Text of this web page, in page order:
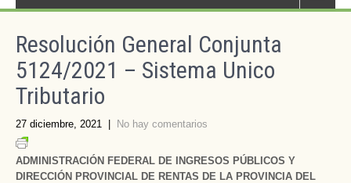
Resolución General Conjunta
5124/2021 – Sistema Unico
Tributario
27 diciembre, 2021 No hay comentarios
ADMINISTRACIÓN FEDERAL DE INGRESOS PÚBLICOS Y
DIRECCIÓN PROVINCIAL DE RENTAS DE LA PROVINCIA DEL